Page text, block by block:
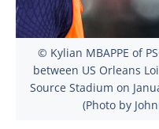
© Kylian MBAPPE of
between US Orleans
Source Stadium on
(Photo by